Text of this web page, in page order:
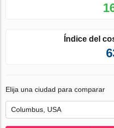
Índice del
Elija una ciudad para comparar